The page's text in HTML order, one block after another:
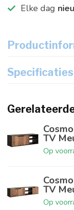
Elke dag
Specificaties
TV
Op
TV
Op